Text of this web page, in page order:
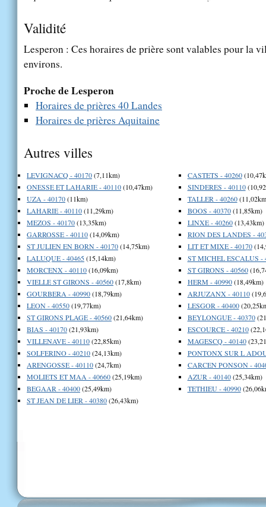
Validité
Lesperon : Ces horaires de prière sont valables pour la
environs.
Proche de Lesperon
Horaires de prières 40 Landes
Horaires de prières Aquitaine
Autres villes
LEVIGNACQ - 40170(7,11km)
ONESSE ET LAHARIE - 40110(10,47km)
UZA - 40170(11km)
LAHARIE - 40110(11,29km)
MEZOS - 40170(13,35km)
GARROSSE - 40110(14,09km)
ST JULIEN EN BORN - 40170(14,75km)
LALUQUE - 40465(15,14km)
MORCENX - 40110(16,09km)
VIELLE ST GIRONS - 40560(17,8km)
GOURBERA - 40990(18,79km)
LEON - 40550(19,77km)
ST GIRONS PLAGE - 40560(21,64km)
BIAS - 40170(21,93km)
VILLENAVE - 40110(22,85km)
SOLFERINO - 40210(24,13km)
ARENGOSSE - 40110(24,7km)
MOLIETS ET MAA - 40660(25,19km)
BEGAAR - 40400(25,49km)
ST JEAN DE LIER - 40380(26,43km)
CASTETS - 40260
SINDERES - 40110
TALLER - 40260
BOOS - 40370(11,85km)
LINXE - 40260(13,43km)
RION DES LANDES -
LIT ET MIXE - 40170
ST MICHEL ESCALUS -
ST GIRONS - 40560
HERM - 40990(18,49km)
ARJUZANX - 40110
LESGOR - 40400
BEYLONGUE - 40370
ESCOURCE - 40210
MAGESCQ - 40140
PONTONX SUR L
CARCEN PONSON -
AZUR - 40140(25,34km)
TETHIEU - 40990